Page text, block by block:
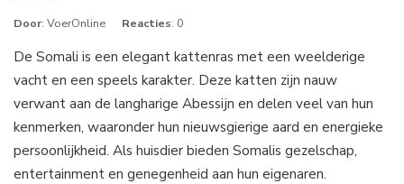
Door: VoerOnline Reacties: 0
De Somali is een elegant kattenras met een weelderige
vacht en een speels karakter. Deze katten zijn nauw
verwant aan de langharige Abessijn en delen veel van hun
kenmerken, waaronder hun nieuwsgierige aard en energieke
persoonlijkheid. Als huisdier bieden Somalis gezelschap,
entertainment en genegenheid aan hun eigenaren.